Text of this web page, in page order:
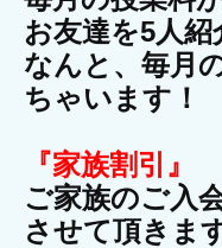
お友達を5人紹
なんと、毎月
ちゃいます！
『家族割引』
ご家族のご入
させて頂きま